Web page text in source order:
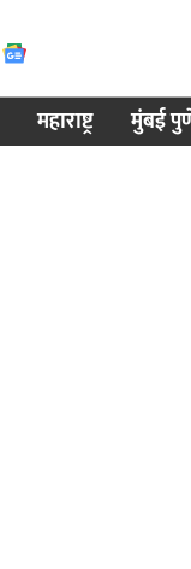
महाराष्ट्र मुंबई